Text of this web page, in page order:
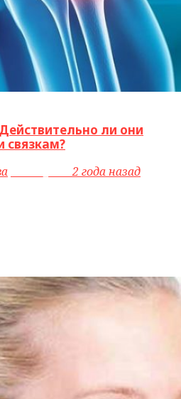
ли они
связкам?
access_time2 года назад